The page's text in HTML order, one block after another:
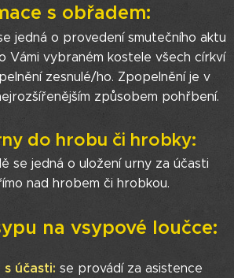
s obřadem:
jedná o provedení smutečního aktu
Vámi vybraném kostele všech církví
zesnulé/ho. Zpopelnění je v
způsobem pohřbení.
do hrobu či hrobky:
se jedná o uložení urny za účasti
nad hrobem či hrobkou.
na vsypové loučce:
s účasti: se provádí za asistence